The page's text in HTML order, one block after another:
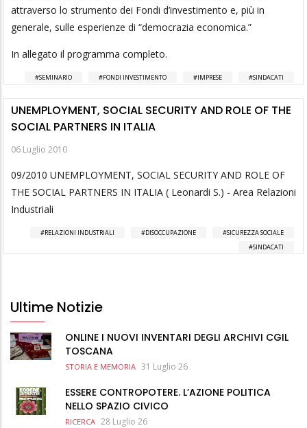
attraverso lo strumento dei Fondi d’investimento e, più in
generale, sulle esperienze di “democrazia economica.”
In allegato il programma completo.
SEMINARIO FONDI INVESTIMENTO IMPRESE SINDACATI
UNEMPLOYMENT, SOCIAL SECURITY AND ROLE OF THE
SOCIAL PARTNERS IN ITALIA
06 Luglio 2010
09/2010 UNEMPLOYMENT, SOCIAL SECURITY AND ROLE OF
THE SOCIAL PARTNERS IN ITALIA ( Leonardi S.) - Area Relazioni
Industriali
RELAZIONI INDUSTRIALI DISOCCUPAZIONE
SICUREZZA SOCIALE
SINDACATI
Ultime Notizie
ONLINE I NUOVI INVENTARI DEGLI ARCHIVI CGIL
TOSCANA
STORIA E MEMORIA 31 Luglio 26
ESSERE CONTROPOTERE. L’AZIONE POLITICA
NELLO SPAZIO CIVICO
RICERCA 28 Luglio 26